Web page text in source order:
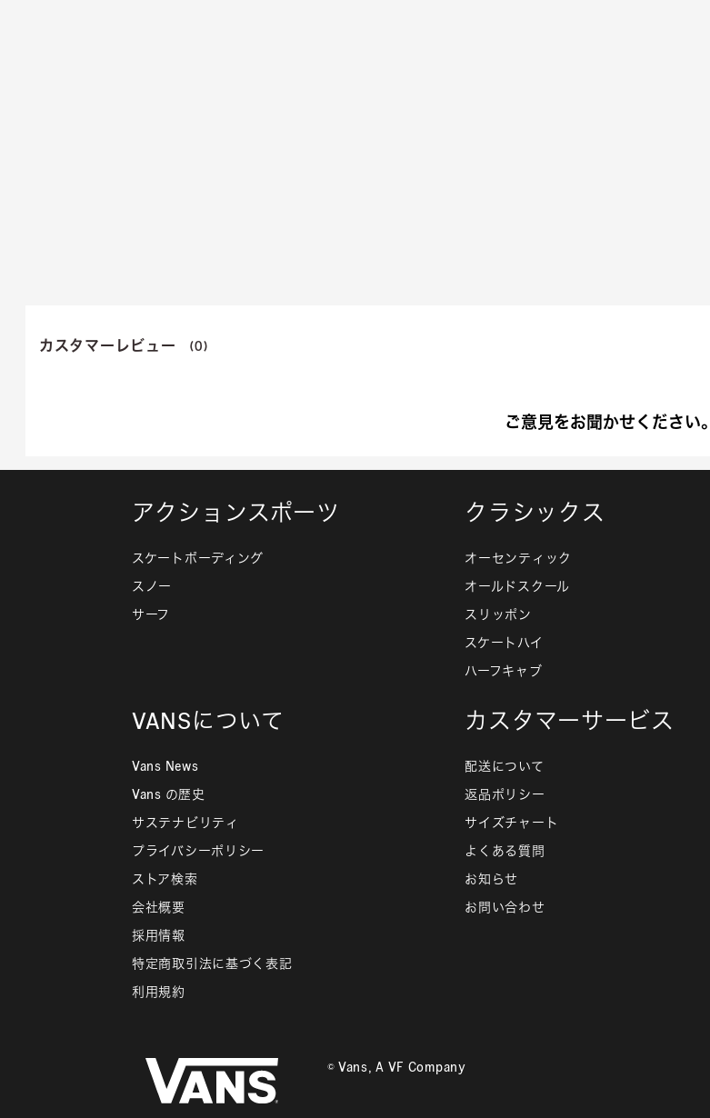
カスタマーレビュー (0)
ご意見をお聞かせください。
アクションスポーツ
スケートボーディング
スノー
サーフ
クラシックス
オーセンティック
オールドスクール
スリッポン
スケートハイ
ハーフキャブ
VANSについて
Vans News
Vans の歴史
サステナビリティ
プライバシーポリシー
ストア検索
会社概要
採用情報
特定商取引法に基づく表記
利用規約
カスタマーサービス
配送について
返品ポリシー
サイズチャート
よくある質問
お知らせ
お問い合わせ
© Vans, A VF Company